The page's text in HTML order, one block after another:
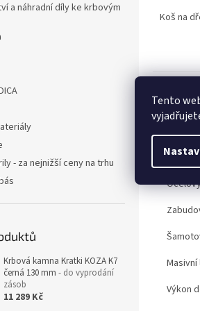
Tento
a náhradní díly ke krbovým
- za nejnižší ceny na trhu
Krbová kamna Kratki KOZA K7
černá 130 mm - do vyprodání
zásob
11 289 Kč
Koš na
Litinová
Výkon